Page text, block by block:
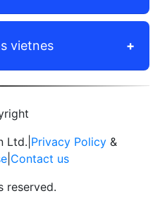
vietnes
Ltd.| Privacy Policy &
| Contact us
reserved.